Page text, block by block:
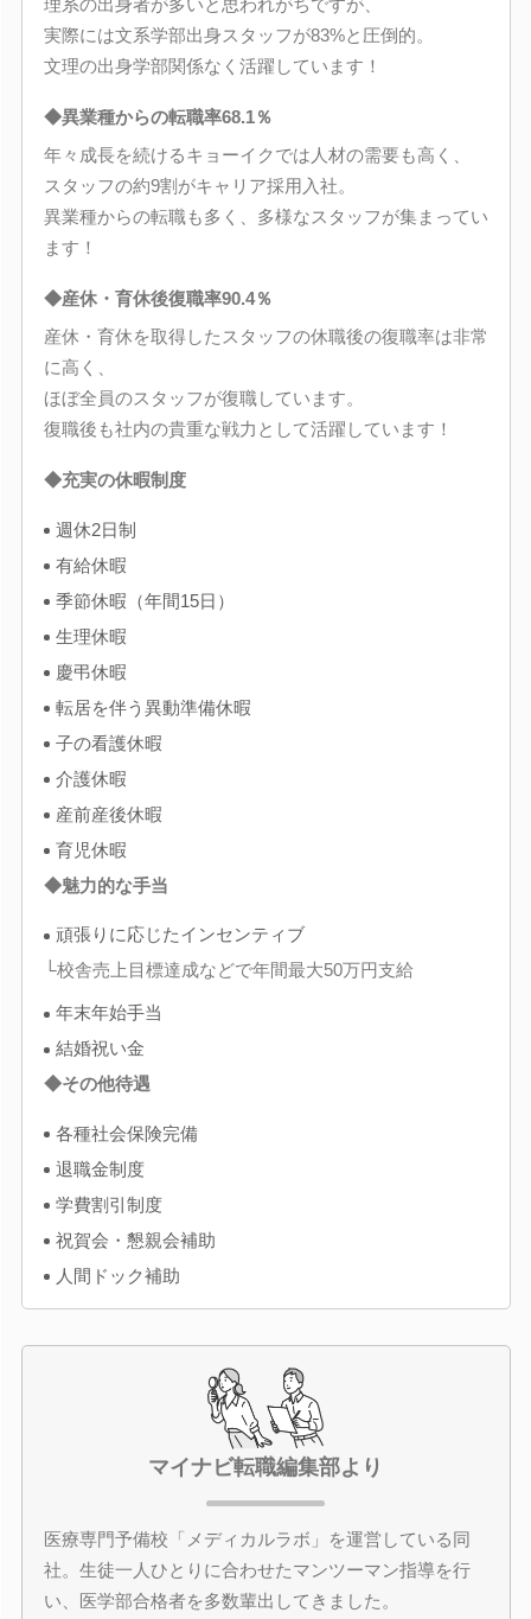
実際には文系学部出身スタッフが83%と圧倒的。
文理の出身学部関係なく活躍しています！
◆異業種からの転職率68.1％
年々成長を続けるキョーイクでは人材の需要も高く、
スタッフの約9割がキャリア採用入社。
異業種からの転職も多く、多様なスタッフが集まってい
ます！
◆産休・育休後復職率90.4％
産休・育休を取得したスタッフの休職後の復職率は非常
に高く、
ほぼ全員のスタッフが復職しています。
復職後も社内の貴重な戦力として活躍しています！
◆充実の休暇制度
週休2日制
有給休暇
季節休暇（年間15日）
生理休暇
慶弔休暇
転居を伴う異動準備休暇
子の看護休暇
介護休暇
産前産後休暇
育児休暇
◆魅力的な手当
頑張りに応じたインセンティブ
└校舎売上目標達成などで年間最大50万円支給
年末年始手当
結婚祝い金
◆その他待遇
各種社会保険完備
退職金制度
学費割引制度
祝賀会・懇親会補助
人間ドック補助
マイナビ転職編集部より
医療専門予備校「メディカルラボ」を運営している同
社。生徒一人ひとりに合わせたマンツーマン指導を行
い、医学部合格者を多数輩出してきました。